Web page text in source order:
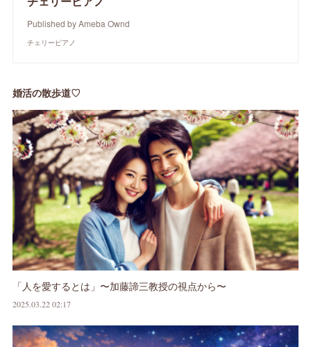
Published by Ameba Ownd
チェリーピアノ
婚活の散歩道♡
「人を愛するとは」〜加藤諦三教授の視点から〜
2025.03.22 02:17